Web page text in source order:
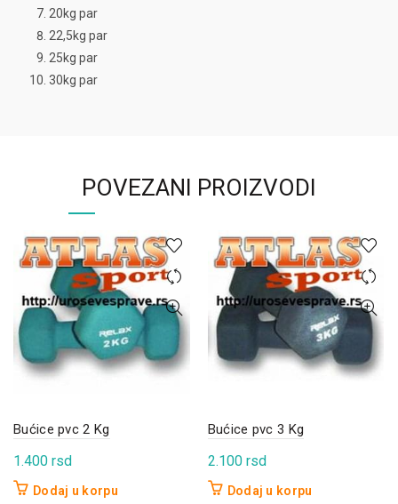
20kg par
22,5kg par
25kg par
30kg par
POVEZANI PROIZVODI
Bućice pvc 2 Kg
1.400 rsd
Dodaj u korpu
Bućice pvc 3 Kg
2.100 rsd
Dodaj u korpu